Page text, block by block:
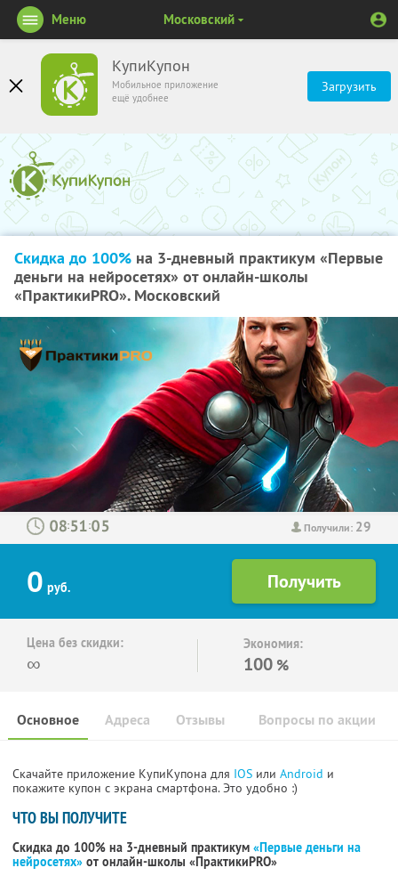
КупиКупон
Мобильное приложение
ещё удобнее
Загрузить
Меню Московский
Скидка до 100% на 3-дневный практикум «Первые
деньги на нейросетях» от онлайн-школы
«ПрактикиPRO». Московский
Получили: 29
: :
0 руб.
Цена без скидки:
∞
Экономия:
100 %
Основное Отзывы Вопросы по акции
Адреса
Скачайте приложение КупиКупона для IOS или Android и
покажите купон с экрана смартфона. Это удобно :)
ЧТО ВЫ ПОЛУЧИТЕ
Скидка до 100% на 3-дневный практикум «Первые деньги на
нейросетях» от онлайн-школы «ПрактикиPRO»